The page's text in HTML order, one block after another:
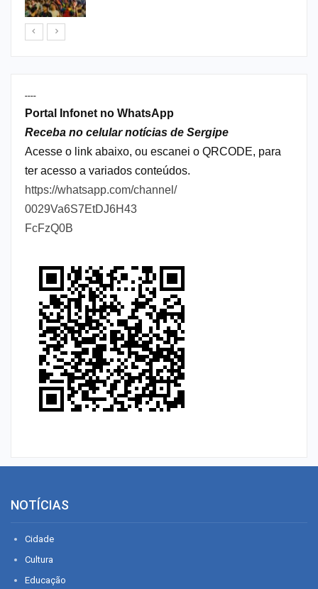
----
Portal Infonet no WhatsApp
Receba no celular notícias de Sergipe
Acesse o link abaixo, ou escanei o QRCODE, para
ter acesso a variados conteúdos.
https://whatsapp.com/channel/
0029Va6S7EtDJ6H43
FcFzQ0B
NOTÍCIAS
Cidade
Cultura
Educação